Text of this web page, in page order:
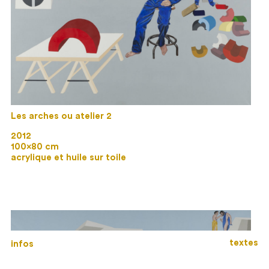
infos textes
Les arches ou atelier 2
2012
100×80 cm
acrylique et huile sur toile